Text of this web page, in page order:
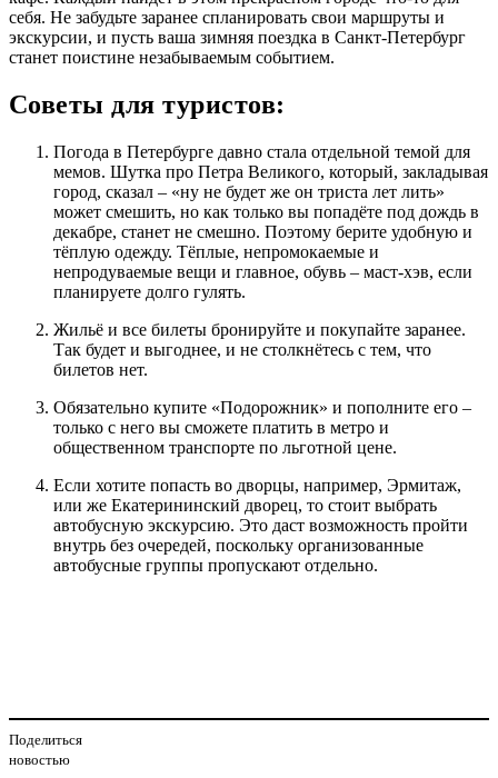
себя. Не забудьте заранее спланировать свои маршруты и
экскурсии, и пусть ваша зимняя поездка в Санкт-Петербург
станет поистине незабываемым событием.
Советы для туристов:
Погода в Петербурге давно стала отдельной темой для
мемов. Шутка про Петра Великого, который, закладывая
город, сказал – «ну не будет же он триста лет лить»
может смешить, но как только вы попадёте под дождь в
декабре, станет не смешно. Поэтому берите удобную и
тёплую одежду. Тёплые, непромокаемые и
непродуваемые вещи и главное, обувь – маст-хэв, если
планируете долго гулять.
Жильё и все билеты бронируйте и покупайте заранее.
Так будет и выгоднее, и не столкнётесь с тем, что
билетов нет.
Обязательно купите «Подорожник» и пополните его –
только с него вы сможете платить в метро и
общественном транспорте по льготной цене.
Если хотите попасть во дворцы, например, Эрмитаж,
или же Екатерининский дворец, то стоит выбрать
автобусную экскурсию. Это даст возможность пройти
внутрь без очередей, поскольку организованные
автобусные группы пропускают отдельно.
Поделиться
новостью